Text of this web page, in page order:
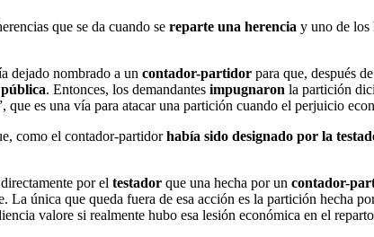
que se da cuando se reparte una herencia y uno de los
dejado nombrado a un contador-partidor para que, después
. Entonces, los demandantes impugnaron la partición
es una vía para atacar una partición cuando el perjuicio
como el contador-partidorhabía sido designado por la
por el testador que una hecha por un contador-
La única que queda fuera de esa acción es la partición hecha
valore si realmente hubo esa lesión económica en el